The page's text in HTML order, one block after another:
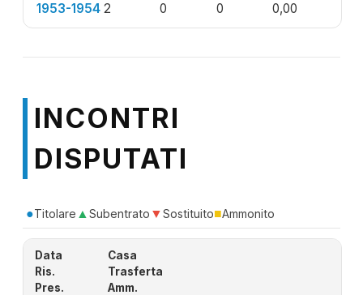
1953-1954 2 0 0 0,00
INCONTRI
DISPUTATI
●Titolare ▲Subentrato ▼Sostituito■Ammonito
Data
Casa
Ris.
Trasferta
Pres.
Amm.